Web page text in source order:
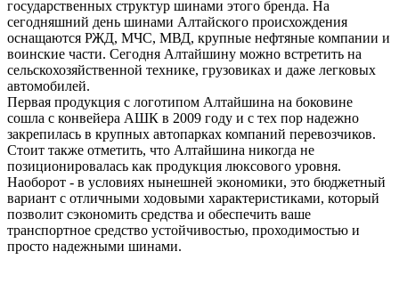
государственных структур шинами этого бренда. На
сегодняшний день шинами Алтайского происхождения
оснащаются РЖД, МЧС, МВД, крупные нефтяные компании и
воинские части. Сегодня Алтайшину можно встретить на
сельскохозяйственной технике, грузовиках и даже легковых
автомобилей.
Первая продукция с логотипом Алтайшина на боковине
сошла с конвейера АШК в 2009 году и с тех пор надежно
закрепилась в крупных автопарках компаний перевозчиков.
Стоит также отметить, что Алтайшина никогда не
позиционировалась как продукция люксового уровня.
Наоборот - в условиях нынешней экономики, это бюджетный
вариант с отличными ходовыми характеристиками, который
позволит сэкономить средства и обеспечить ваше
транспортное средство устойчивостью, проходимостью и
просто надежными шинами.